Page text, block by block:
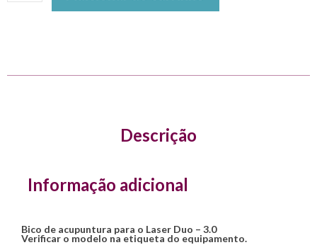
Descrição
Informação adicional
Bico de acupuntura para o Laser Duo – 3.0
Verificar o modelo na etiqueta do equipamento.